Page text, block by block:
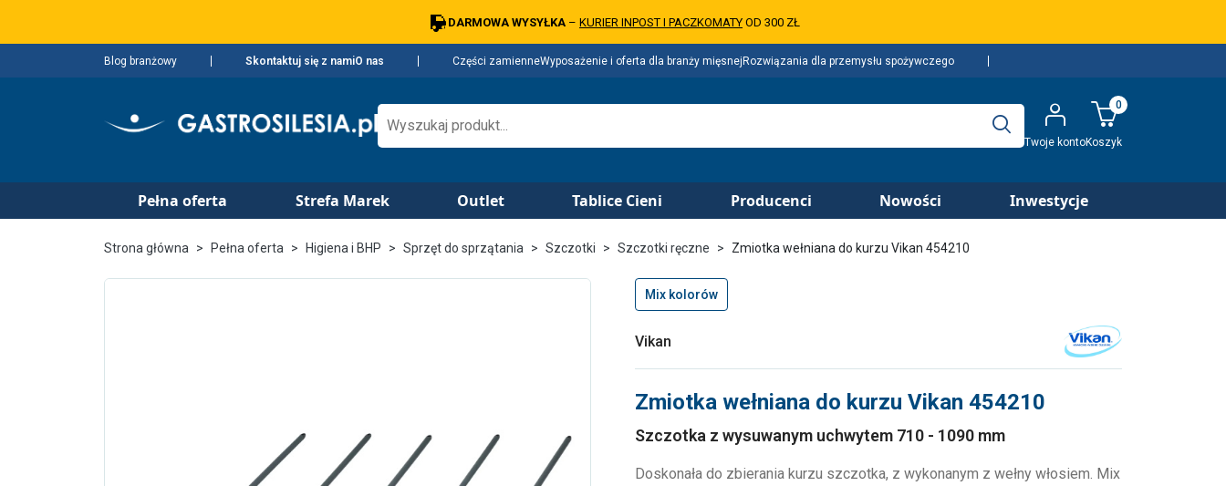
DARMOWA WYSYŁKA – KURIER INPOST I PACZKOMATY OD 300 ZŁ
Blog branżowy Skontaktuj się z namiO nas Części zamienneWyposażenie i oferta dla branży mięsnejRozwiązania dla przemysłu spożywczego
Twoje kontoKoszyk
0
Pełna oferta Strefa Marek Outlet Tablice Cieni Producenci Nowości Inwestycje
Strona główna Pełna oferta Higiena i BHP Sprzęt do sprzątania Szczotki Szczotki ręczne Zmiotka wełniana do kurzu Vikan 454210
Mix kolorów
Vikan
Zmiotka wełniana do kurzu Vikan 454210
Szczotka z wysuwanym uchwytem 710 - 1090 mm
Doskonała do zbierania kurzu szczotka, z wykonanym z wełny włosiem. Mix